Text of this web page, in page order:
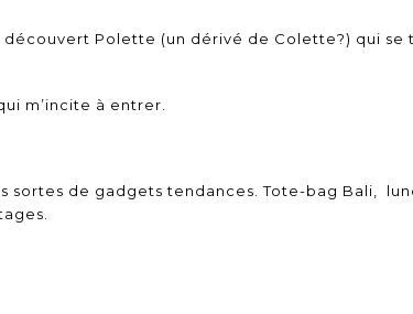
découvert Polette (un dérivé de Colette?) qui
m’incite à entrer.
sortes de gadgets tendances. Tote-bag Bali,